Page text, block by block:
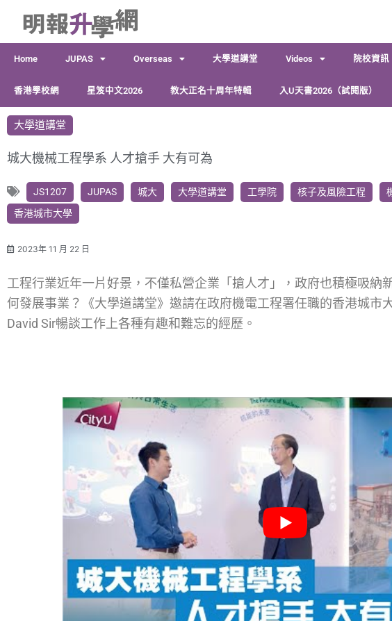
容
Home JUPAS Overseas 大學道講堂 Videos 院校資訊
香港學校網 星笈中文2026 教大正名十周年特輯 入U天書2026（試閱版）
大學道講堂
城大機械工程學系 人才搶手 大有可為
JS1207 JUPAS 城大 大學道講堂 工學院 核子及風險工程
香港城市大學
2023年 11 月 22 日
工程行業近年一片好景，不僅私營企業「搶人才」，政府也積極吸納
何發展事業？《大學道講堂》邀請在政府機電工程署任職的香港城市
David Sir暢談工作上各種有趣和難忘的經歷。